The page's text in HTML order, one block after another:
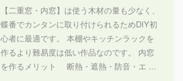
【二重窓・内窓】は使う木材の量も少なく、
蝶番でカンタンに取り付けられるためDIY初
心者に最適です。 本棚やキッチンラックを
作るより難易度は低い作品なのです。 内窓
を作るメリット 断熱・遮熱・防音・エ ...